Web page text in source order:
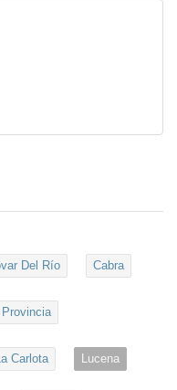
Del Río Cabra
Carlota Lucena